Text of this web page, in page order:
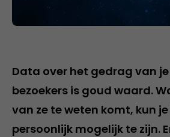
Data over het gedrag van
bezoekers is goud waard.
van ze te weten komt, kun
persoonlijk mogelijk te zijn.